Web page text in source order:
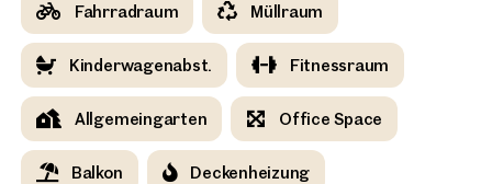
Fahrradraum Müllraum
Kinderwagenabst. Fitnessraum
Allgemeingarten Office Space
Balkon Deckenheizung